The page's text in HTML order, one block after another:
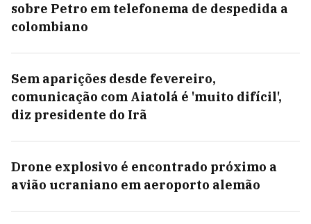
sobre Petro em telefonema de despedida a
colombiano
Sem aparições desde fevereiro,
comunicação com Aiatolá é 'muito difícil',
diz presidente do Irã
Drone explosivo é encontrado próximo a
avião ucraniano em aeroporto alemão